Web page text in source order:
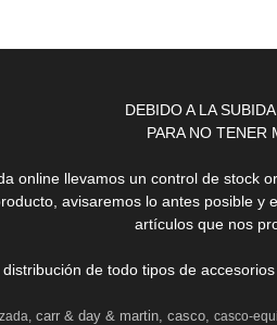
DEBIDO A LA
PARA NO TENER
online llevamos un control de stock
avisaremos lo antes posible
artículos que nos
distribución de todo tipos de
carr & day & martin casco casco-